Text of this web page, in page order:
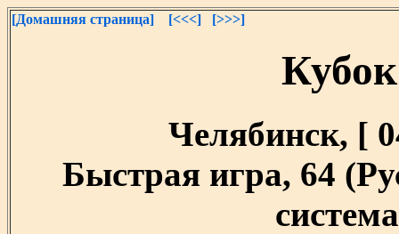
[Домашняя страница] [<<<] [>>>]
Челябинск, [
Быстрая игра, 64